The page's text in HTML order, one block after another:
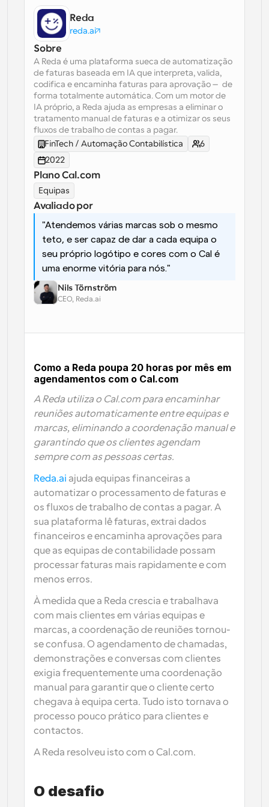
Agendamento potenciado com chamadas
impulsionadas por IA
Fluxos de trabalho
Automatizar agendamento e lembretes
Blogue
Mantenha-se atualizado com as últimas notícias e
atualizações
Reuniões Instantâneas
Reunião com clientes em minutos
Links de Grupo Dinâmico
Agende reuniões de forma fluida com várias pessoas
Webhooks
Receba notificações quando algo acontecer
Como a Reda poupa 20 horas por mês em
agendamentos com o Cal.com
A Reda utiliza o Cal.com para encaminhar
reuniões automaticamente entre equipas e
marcas, eliminando a coordenação manual e
garantindo que os clientes agendam
sempre com as pessoas certas.
Reda.ai ajuda equipas financeiras a
automatizar o processamento de faturas e
os fluxos de trabalho de contas a pagar. A
sua plataforma lê faturas, extrai dados
financeiros e encaminha aprovações para
que as equipas de contabilidade possam
processar faturas mais rapidamente e com
menos erros.
À medida que a Reda crescia e trabalhava
com mais clientes em várias equipas e
marcas, a coordenação de reuniões tornou-
se confusa. O agendamento de chamadas,
demonstrações e conversas com clientes
exigia frequentemente uma coordenação
manual para garantir que o cliente certo
chegava à equipa certa. Tudo isto tornava o
processo pouco prático para clientes e
contactos.
A Reda resolveu isto com o Cal.com.
O desafio
Reda
reda.ai
Sobre
A Reda é uma plataforma sueca de automatização
de faturas baseada em IA que interpreta, valida,
codifica e encaminha faturas para aprovação — de
forma totalmente automática. Com um motor de
IA próprio, a Reda ajuda as empresas a eliminar o
tratamento manual de faturas e a otimizar os seus
fluxos de trabalho de contas a pagar.
FinTech / Automação Contabilística
6
2022
Plano Cal.com
Equipas
Avaliado por
"Atendemos várias marcas sob o mesmo
teto, e ser capaz de dar a cada equipa o
seu próprio logótipo e cores com o Cal é
uma enorme vitória para nós."
Nils Törnström
CEO, Reda.ai